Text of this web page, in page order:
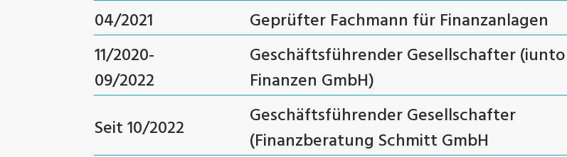
04/2021
Geprüfter Fachmann für Finanzanlagen
11/2020-
09/2022
Geschäftsführender Gesellschafter (iunto
Finanzen GmbH)
Seit 10/2022
Geschäftsführender Gesellschafter
(Finanzberatung Schmitt GmbH